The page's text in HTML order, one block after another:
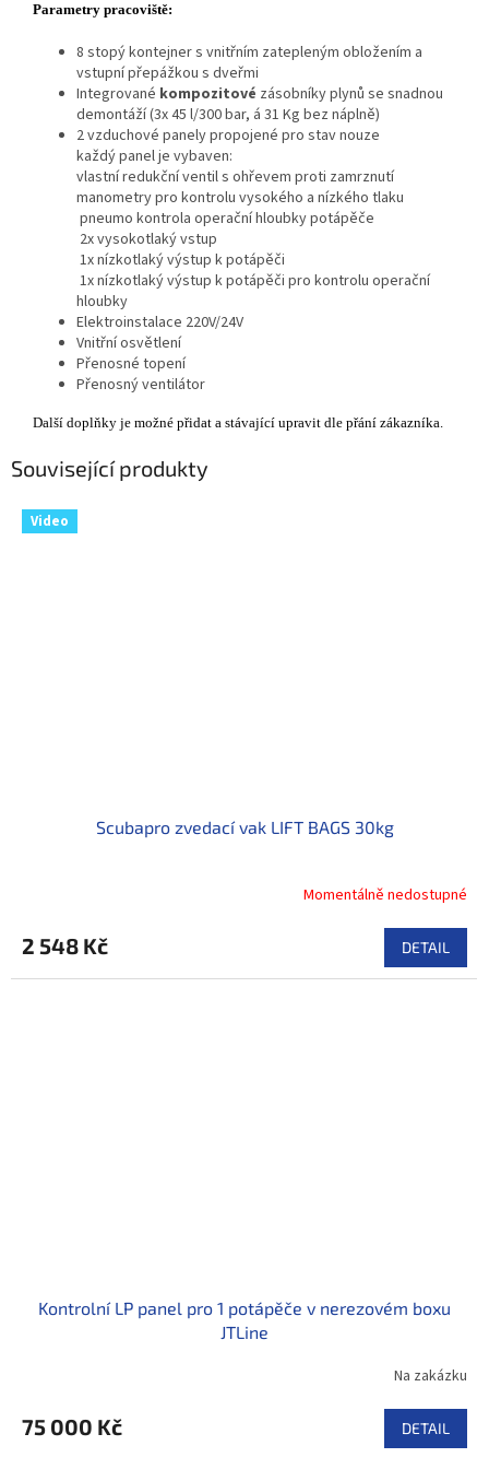
Parametry pracoviště:
8 stopý kontejner s vnitřním zatepleným obložením a
vstupní přepážkou s dveřmi
Integrované kompozitové zásobníky plynů se snadnou
demontáží (3x 45 l/300 bar, á 31 Kg bez náplně)
2 vzduchové panely propojené pro stav nouze
každý panel je vybaven:
vlastní redukční ventil s ohřevem proti zamrznutí
manometry pro kontrolu vysokého a nízkého tlaku
pneumo kontrola operační hloubky potápěče
2x vysokotlaký vstup
1x nízkotlaký výstup k potápěči
1x nízkotlaký výstup k potápěči pro kontrolu operační
hloubky
Elektroinstalace 220V/24V
Vnitřní osvětlení
Přenosné topení
Přenosný ventilátor
Další doplňky je možné přidat a stávající upravit dle přání zákazníka.
Související produkty
Video
Scubapro zvedací vak LIFT BAGS 30kg
Momentálně nedostupné
2 548 Kč DETAIL
Kontrolní LP panel pro 1 potápěče v nerezovém boxu
JTLine
Na zakázku
75 000 Kč DETAIL